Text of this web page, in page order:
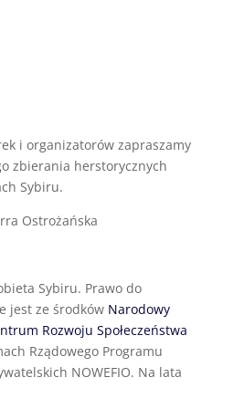
i organizatorów zapraszamy
zbierania herstorycznych
Sybiru.
Ostrożańska
Sybiru. Prawo do
jest ze środków Narodowy
Rozwoju Społeczeństwa
Rządowego Programu
NOWEFIO. Na lata